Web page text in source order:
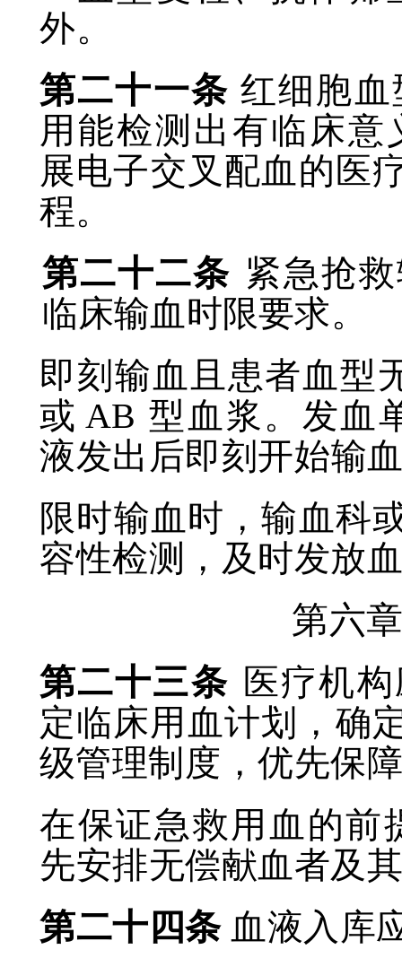
外。
第二十一条 红细胞
用能检测出有临床
展电子交叉配血的医
程。
第二十二条 紧急抢
临床输血时限要求。
即刻输血且患者血型
或 AB 型血浆。发血
液发出后即刻开始输
限时输血时，输血科
容性检测，及时发放
第六
第二十三条 医疗机
定临床用血计划，确
级管理制度，优先保
在保证急救用血的前
先安排无偿献血者及
第二十四条 血液入库